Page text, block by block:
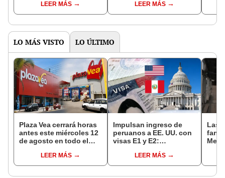
LEER MÁS
civiles: ¿cómo
postular?
LEER MÁS
LO MÁS VISTO LO ÚLTIMO
Plaza Vea cerrará horas
antes este miércoles 12
de agosto en todo el
hasta las 7 p.m.
LEER MÁS
Impulsan ingreso de
peruanos a EE. UU. con
visas E1 y E2:
pymes serían los más
beneficiados
LEER MÁS
Las